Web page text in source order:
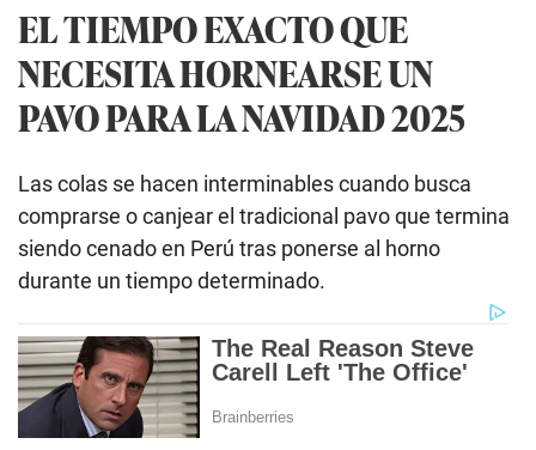
EL TIEMPO EXACTO QUE
NECESITA HORNEARSE UN
PAVO PARA LA NAVIDAD 2025
Las colas se hacen interminables cuando busca
comprarse o canjear el tradicional pavo que termina
siendo cenado en Perú tras ponerse al horno
durante un tiempo determinado.